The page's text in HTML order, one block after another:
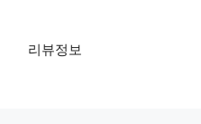
리뷰정보